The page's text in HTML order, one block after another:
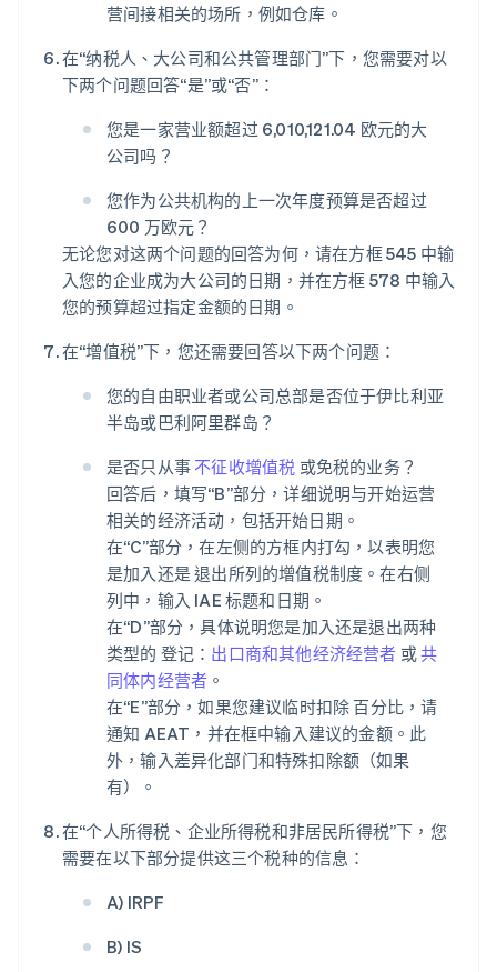
营间接相关的场所，例如仓库。
在“纳税人、大公司和公共管理部门”下，您需要对以
下两个问题回答“是”或“否”：
您是一家营业额超过 6,010,121.04 欧元的大
公司吗？
您作为公共机构的上一次年度预算是否超过
600 万欧元？
无论您对这两个问题的回答为何，请在方框 545 中输
入您的企业成为大公司的日期，并在方框 578 中输入
您的预算超过指定金额的日期。
在“增值税”下，您还需要回答以下两个问题：
您的自由职业者或公司总部是否位于伊比利亚
半岛或巴利阿里群岛？
是否只从事 不征收增值税 或免税的业务？
回答后，填写“B”部分，详细说明与开始运营
相关的经济活动，包括开始日期。
在“C”部分，在左侧的方框内打勾，以表明您
是加入还是 退出所列的增值税制度。在右侧
列中，输入 IAE 标题和日期。
在“D”部分，具体说明您是加入还是退出两种
类型的 登记： 出口商和其他经济经营者 或共
同体内经营者 。
在“E”部分，如果您建议临时扣除 百分比，请
通知 AEAT，并在框中输入建议的金额。此
外，输入差异化部门和特殊扣除额（如果
有）。
在“个人所得税、企业所得税和非居民所得税”下，您
需要在以下部分提供这三个税种的信息：
A) IRPF
B) IS